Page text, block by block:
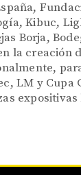
Kibuc,
Borja,
la creación
LM y Cupa
expositivas